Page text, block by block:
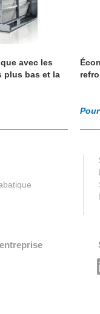
avec les
plus bas et la